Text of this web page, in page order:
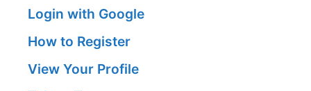
Login with Google
How to Register
View Your Profile